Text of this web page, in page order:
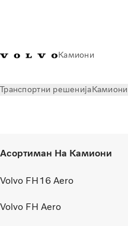
Камиони
Транспортни решенијаКамиони
Асортиман На Камиони
Volvo FH16 Aero
Volvo FH Aero